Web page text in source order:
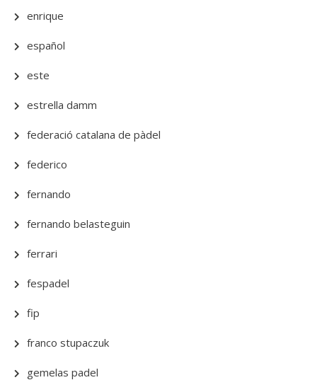
enrique
español
este
estrella damm
federació catalana de pàdel
federico
fernando
fernando belasteguin
ferrari
fespadel
fip
franco stupaczuk
gemelas padel